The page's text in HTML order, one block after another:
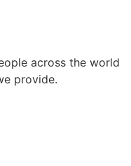
across the world
provide.